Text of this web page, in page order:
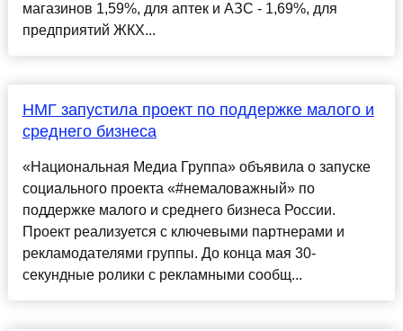
магазинов 1,59%, для аптек и АЗС - 1,69%, для
предприятий ЖКХ...
НМГ запустила проект по поддержке малого и
среднего бизнеса
«Национальная Медиа Группа» объявила о запуске
социального проекта «#немаловажный» по
поддержке малого и среднего бизнеса России.
Проект реализуется с ключевыми партнерами и
рекламодателями группы. До конца мая 30-
секундные ролики с рекламными сообщ...